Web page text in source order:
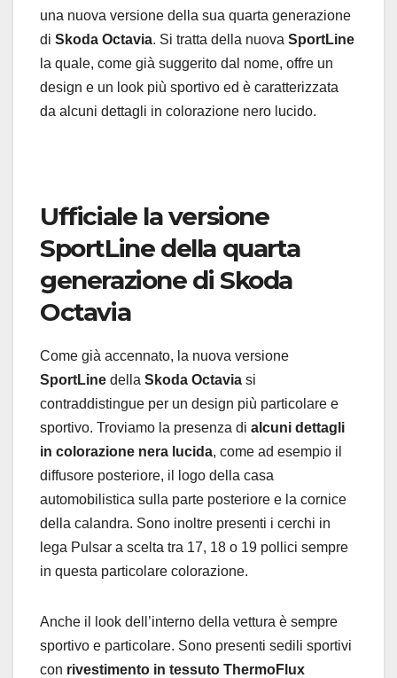
una nuova versione della sua quarta generazione
di Skoda Octavia. Si tratta della nuova SportLine
la quale, come già suggerito dal nome, offre un
design e un look più sportivo ed è caratterizzata
da alcuni dettagli in colorazione nero lucido.
Ufficiale la versione
SportLine della quarta
generazione di Skoda
Octavia
Come già accennato, la nuova versione
SportLine della Skoda Octavia si
contraddistingue per un design più particolare e
sportivo. Troviamo la presenza di alcuni dettagli
in colorazione nera lucida, come ad esempio il
diffusore posteriore, il logo della casa
automobilistica sulla parte posteriore e la cornice
della calandra. Sono inoltre presenti i cerchi in
lega Pulsar a scelta tra 17, 18 o 19 pollici sempre
in questa particolare colorazione.
Anche il look dell’interno della vettura è sempre
sportivo e particolare. Sono presenti sedili sportivi
con rivestimento in tessuto ThermoFlux